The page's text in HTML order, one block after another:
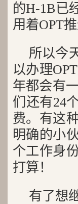
的H-1B已
用着OPT
所以今
以办理
年都会有
们还有24
费。有这
明确的小
个工作身
打算！
有了想